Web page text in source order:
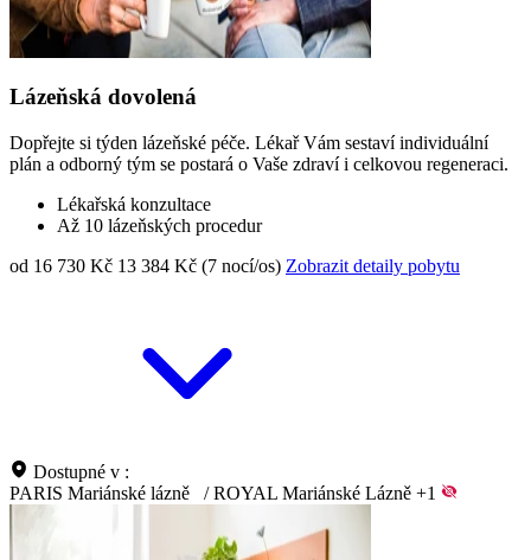
Lázeňská dovolená
Dopřejte si týden lázeňské péče. Lékař Vám sestaví individuální
plán a odborný tým se postará o Vaše zdraví i celkovou regeneraci.
Lékařská konzultace
Až 10 lázeňských procedur
od 16 730 Kč 13 384 Kč (7 nocí/os) Zobrazit detaily pobytu
Dostupné v :
PARIS Mariánské lázně
/ ROYAL Mariánské Lázně +1